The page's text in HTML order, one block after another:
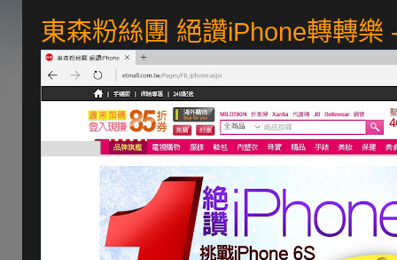
東森粉絲團 絕讚iPhone轉轉樂